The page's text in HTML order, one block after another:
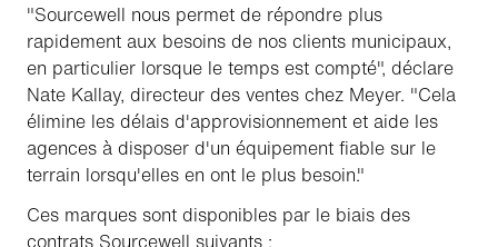
"Sourcewell nous permet de répondre plus
rapidement aux besoins de nos clients municipaux,
en particulier lorsque le temps est compté", déclare
Nate Kallay, directeur des ventes chez Meyer. "Cela
élimine les délais d'approvisionnement et aide les
agences à disposer d'un équipement fiable sur le
terrain lorsqu'elles en ont le plus besoin."
Ces marques sont disponibles par le biais des
contrats Sourcewell suivants :